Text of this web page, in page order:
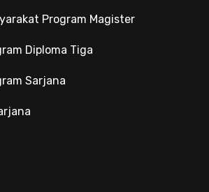
Program Magister
Diploma Tiga
Sarjana